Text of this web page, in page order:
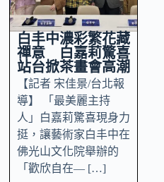
白丰中濃彩繁花藏
禪意 白嘉莉驚喜
站台掀茶畫會高潮
【記者 宋佳景/台北報
導】 「最美麗主持
人」白嘉莉驚喜現身力
挺，讓藝術家白丰中在
佛光山文化院舉辦的
「歡欣自在— […]